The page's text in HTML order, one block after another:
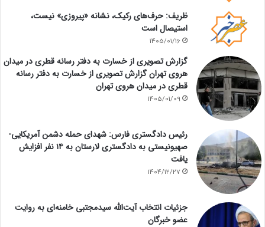
ظریف: حرف‌های رکیک، نشانه «پیروزی» نیست،
استیصال است
1405/01/16
گزارش تصویری از خسارت به دفتر رسانه قطری در میدان
هروی تهران گزارش تصویری از خسارت به دفتر رسانه
قطری در میدان هروی تهران
1405/01/09
رئیس دادگستری فارس: شهدای حمله دشمن آمریکایی-
صهیونیستی به دادگستری لارستان به ۱۴ نفر افزایش
یافت
1404/12/27
جزئیات انتخاب آیت‌الله سیدمجتبی خامنه‌ای به روایت
عضو خبرگان